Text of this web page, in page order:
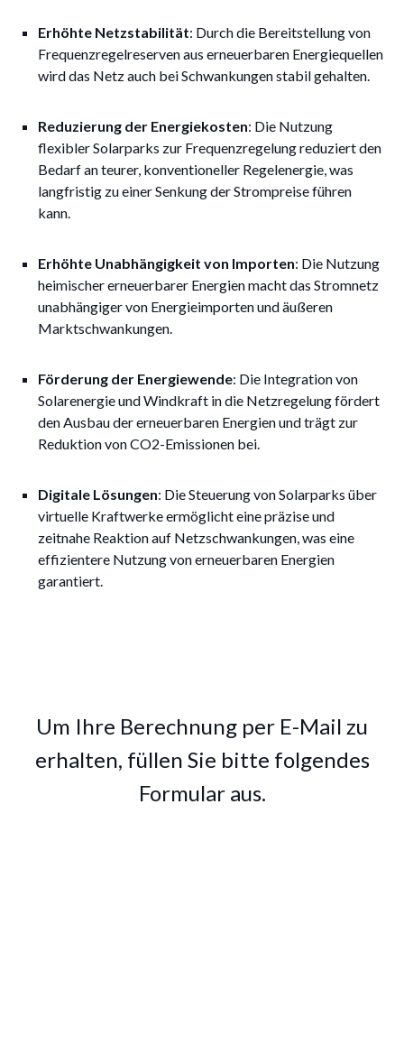
Erhöhte Netzstabilität: Durch die Bereitstellung von
Frequenzregelreserven aus erneuerbaren Energiequellen
wird das Netz auch bei Schwankungen stabil gehalten.
Reduzierung der Energiekosten: Die Nutzung
flexibler Solarparks zur Frequenzregelung reduziert den
Bedarf an teurer, konventioneller Regelenergie, was
langfristig zu einer Senkung der Strompreise führen
kann.
Erhöhte Unabhängigkeit von Importen: Die Nutzung
heimischer erneuerbarer Energien macht das Stromnetz
unabhängiger von Energieimporten und äußeren
Marktschwankungen.
Förderung der Energiewende: Die Integration von
Solarenergie und Windkraft in die Netzregelung fördert
den Ausbau der erneuerbaren Energien und trägt zur
Reduktion von CO2-Emissionen bei.
Digitale Lösungen: Die Steuerung von Solarparks über
virtuelle Kraftwerke ermöglicht eine präzise und
zeitnahe Reaktion auf Netzschwankungen, was eine
effizientere Nutzung von erneuerbaren Energien
garantiert.
Um Ihre Berechnung per E-Mail zu
erhalten, füllen Sie bitte folgendes
Formular aus.